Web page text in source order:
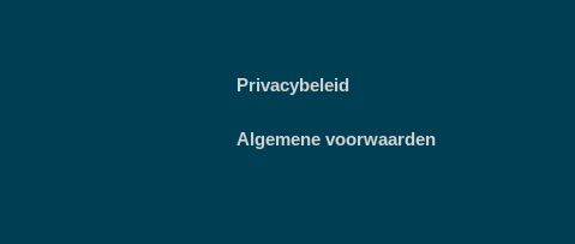
Privacybeleid
Algemene voorwaarden